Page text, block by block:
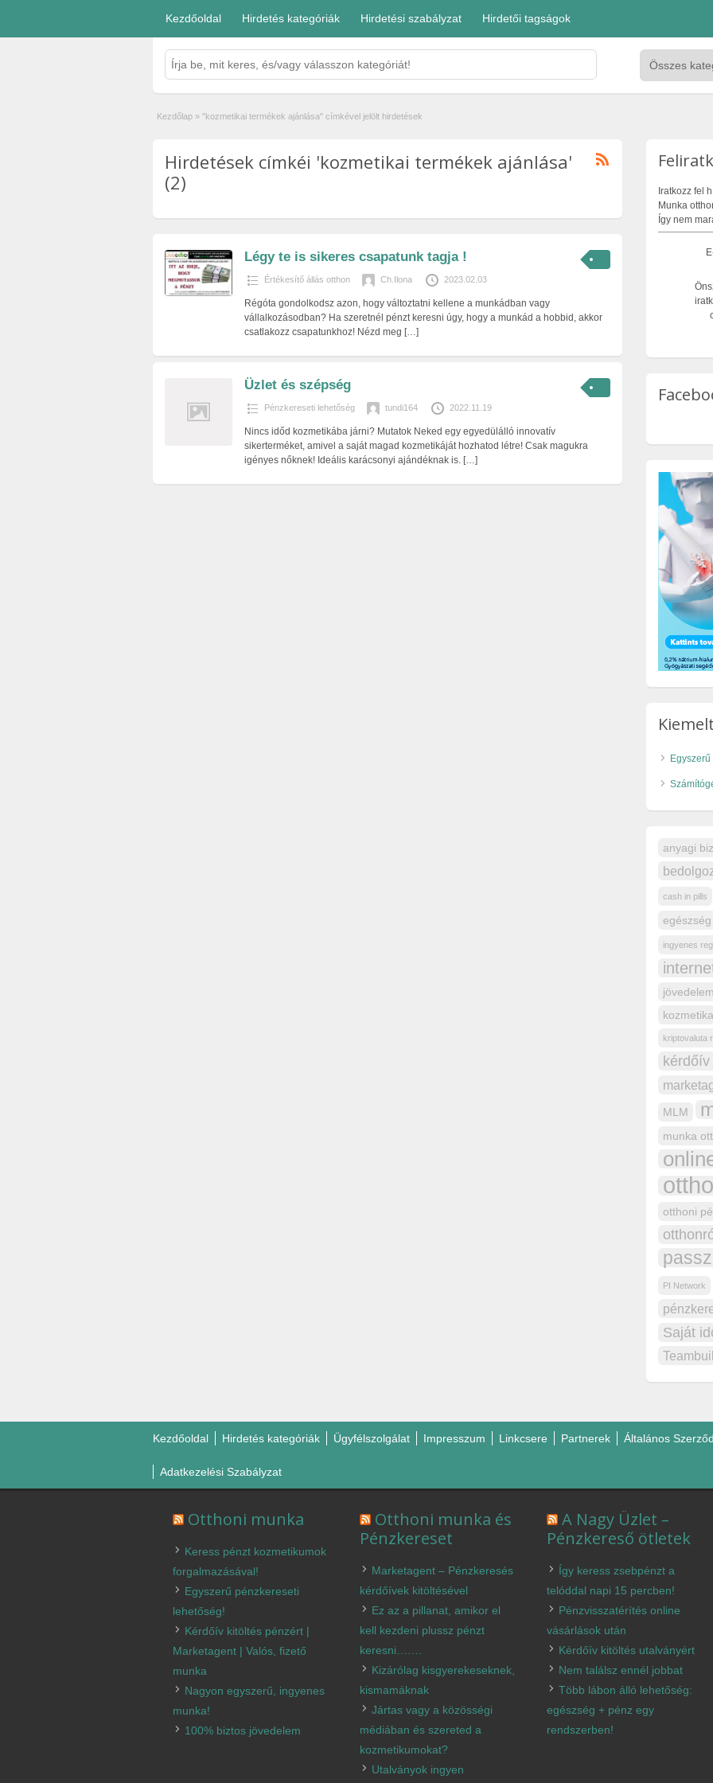
Kezdőoldal Hirdetés kategóriák Hirdetési szabályzat Hirdetői tagságok
Kezdőlap » "kozmetikai termékek ajánlása" címkével jelölt hirdetések
Hirdetések címkéi 'kozmetikai termékek ajánlása'
(2)
Légy te is sikeres csapatunk tagja !
Értékesítő állás otthon Ch.Ilona 2023.02.03
Régóta gondolkodsz azon, hogy változtatni kellene a munkádban vagy
vállalkozásodban? Ha szeretnél pénzt keresni úgy, hogy a munkád a hobbid, akkor
csatlakozz csapatunkhoz! Nézd meg […]
Üzlet és szépség
Pénzkereseti lehetőség tundi164 2022.11.19
Nincs időd kozmetikába járni? Mutatok Neked egy egyedülálló innovatív
sikerterméket, amivel a saját magad kozmetikáját hozhatod létre! Csak magukra
igényes nőknek! Ideális karácsonyi ajándéknak is. […]
Iratkozz fel
Munka
Így nem
anyagi
cash in pills
egészség
ingyenes
kriptovaluta
MLM
munka
otthoni
PI Network
Saját
Kezdőoldal Hirdetés kategóriák Ügyfélszolgálat Impresszum Linkcsere Partnerek Általános
Adatkezelési Szabályzat
Otthoni munka
Keress pénzt kozmetikumok
forgalmazásával!
Egyszerű pénzkereseti
lehetőség!
Kérdőív kitöltés pénzért |
Marketagent | Valós, fizető
munka
Nagyon egyszerű, ingyenes
munka!
100% biztos jövedelem
Otthoni munka és
Pénzkereset
Marketagent – Pénzkeresés
kérdőívek kitöltésével
Ez az a pillanat, amikor el
kell kezdeni plussz pénzt
keresni…….
Kizárólag kisgyerekeseknek,
kismamáknak
Jártas vagy a közösségi
médiában és szereted a
kozmetikumokat?
Utalványok ingyen
A Nagy Üzlet –
Pénzkereső ötletek
Így keress zsebpénzt a
telóddal napi 15 percben!
Pénzvisszatérítés online
vásárlások után
Kérdőív kitöltés utalványért
Nem találsz ennél jobbat
Több lábon álló lehetőség:
egészség + pénz egy
rendszerben!